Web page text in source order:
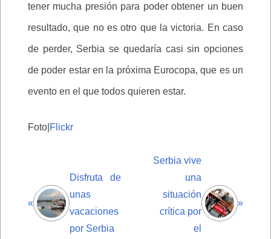
tener mucha presión para poder obtener un buen
resultado, que no es otro que la victoria. En caso
de perder, Serbia se quedaría casi sin opciones
de poder estar en la próxima Eurocopa, que es un
evento en el que todos quieren estar.
Foto| Flickr
«
Disfruta de
unas
vacaciones
por Serbia
Serbia vive
una
situación
crítica por
el
»